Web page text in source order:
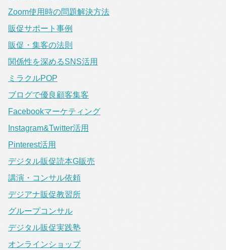
Zoom使用時の問題解決方法
販促サポート事例
販促・集客の法則
関係性を深めるSNS活用
ミラクルPOP
ブログで優良顧客集客
Facebookマーケティング
Instagram&Twitter活用
Pinterest活用
デジタル販促読本G販売
講演・コンサル依頼
デジアナ販促教習所
グループコンサル
デジタル販促実践塾
オンラインショップ